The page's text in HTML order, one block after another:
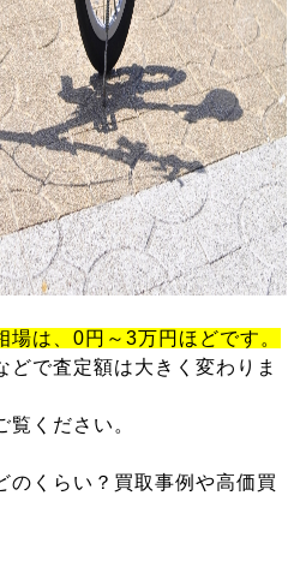
場は、0円～3万円ほどです。
どで査定額は大きく変わりま
ください。
のくらい？買取事例や高価買